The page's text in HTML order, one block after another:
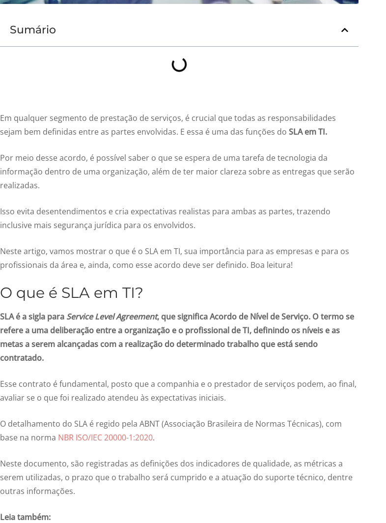
Sumário
Em qualquer segmento de prestação de serviços, é crucial que todas as responsabilidades
sejam bem definidas entre as partes envolvidas. E essa é uma das funções do SLA em TI.
Por meio desse acordo, é possível saber o que se espera de uma tarefa de tecnologia da
informação dentro de uma organização, além de ter maior clareza sobre as entregas que serão
realizadas.
Isso evita desentendimentos e cria expectativas realistas para ambas as partes, trazendo
inclusive mais segurança jurídica para os envolvidos.
Neste artigo, vamos mostrar o que é o SLA em TI, sua importância para as empresas e para os
profissionais da área e, ainda, como esse acordo deve ser definido. Boa leitura!
O que é SLA em TI?
SLA é a sigla para Service Level Agreement, que significa Acordo de Nível de Serviço. O termo se
refere a uma deliberação entre a organização e o profissional de TI, definindo os níveis e as
metas a serem alcançadas com a realização do determinado trabalho que está sendo
contratado.
Esse contrato é fundamental, posto que a companhia e o prestador de serviços podem, ao final,
avaliar se o que foi realizado atendeu às expectativas iniciais.
O detalhamento do SLA é regido pela ABNT (Associação Brasileira de Normas Técnicas), com
base na norma NBR ISO/IEC 20000-1:2020.
Neste documento, são registradas as definições dos indicadores de qualidade, as métricas a
serem utilizadas, o prazo que o trabalho será cumprido e a atuação do suporte técnico, dentre
outras informações.
Leia também: